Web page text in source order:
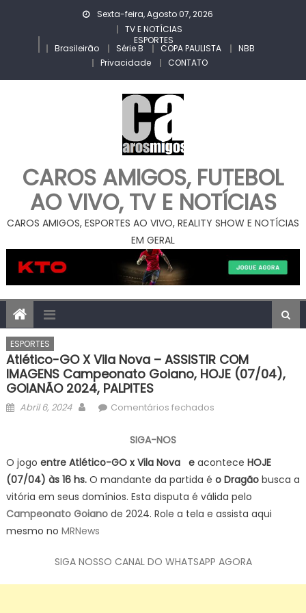
Sexta-feira, Agosto 07, 2026
TV E NOTÍCIAS
ESPORTES
Brasileirão Série B COPA PAULISTA
NBB
Privacidade
CONTATO
CAROS AMIGOS, FUTEBOL
AO VIVO, TV E NOTÍCIAS
CAROS AMIGOS, ESPORTES AO VIVO, REALITY SHOW E NOTÍCIAS
EM GERAL
ESPORTES
Atlético-GO X Vila Nova – ASSISTIR COM
IMAGENS Campeonato Goiano, HOJE (07/04),
GOIANÃO 2024, PALPITES
Posted
Abril 6, 2024 AuthorComentários fechadosem
Vila
Nova
–
ASSISTIR
Campeonato
SIGA-NOS
O jogo entre Atlético-GO x Vila Nova e acontece HOJE
(07/04) às 16 hs.O mandante da partida é o Dragão busca a
vitória em seus domínios. Esta disputa é válida pelo
Campeonato Goianode 2024. Role a tela e assista aqui
mesmo no MRNews
SIGA NOSSO CANAL DO WHATSAPP AGORA